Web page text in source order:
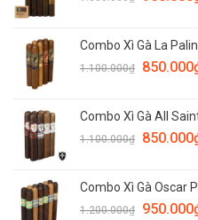
Combo Xì Gà La
1.100.000₫ 850.000
Combo Xì Gà All
1.100.000₫ 850.000
Combo Xì Gà Oscar
1.200.000₫ 950.000